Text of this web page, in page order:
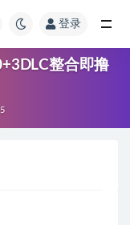
登录
整合即撸
5